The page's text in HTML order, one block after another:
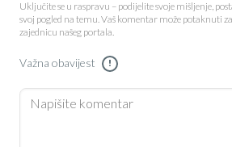
Uključite se u raspravu – podijelite svoje mišljenje,
svoj pogled na temu. Vaš komentar može potaknuti
zajednicu našeg portala.
Važna obavijest !